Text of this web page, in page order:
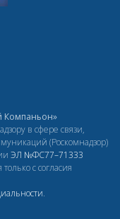
Компаньон»
в сфере связи,
(Роскомнадзор)
ЭЛ №ФС77–71333
с согласия
.